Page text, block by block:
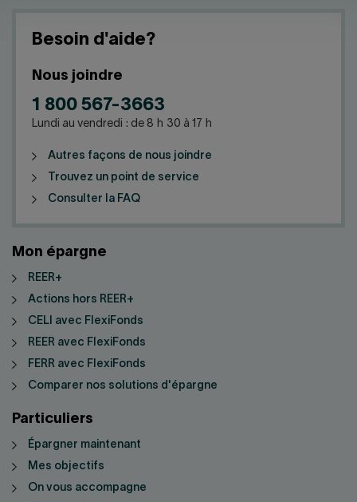
Besoin d'aide?
Nous joindre
1 800 567-3663
Lundi au vendredi : de 8 h 30 à 17 h
Autres façons de nous joindre
Trouvez un point de service
Consulter la FAQ
Mon épargne
REER+
Actions hors REER+
CELI avec FlexiFonds
REER avec FlexiFonds
FERR avec FlexiFonds
Comparer nos solutions d'épargne
Particuliers
Épargner maintenant
Mes objectifs
On vous accompagne